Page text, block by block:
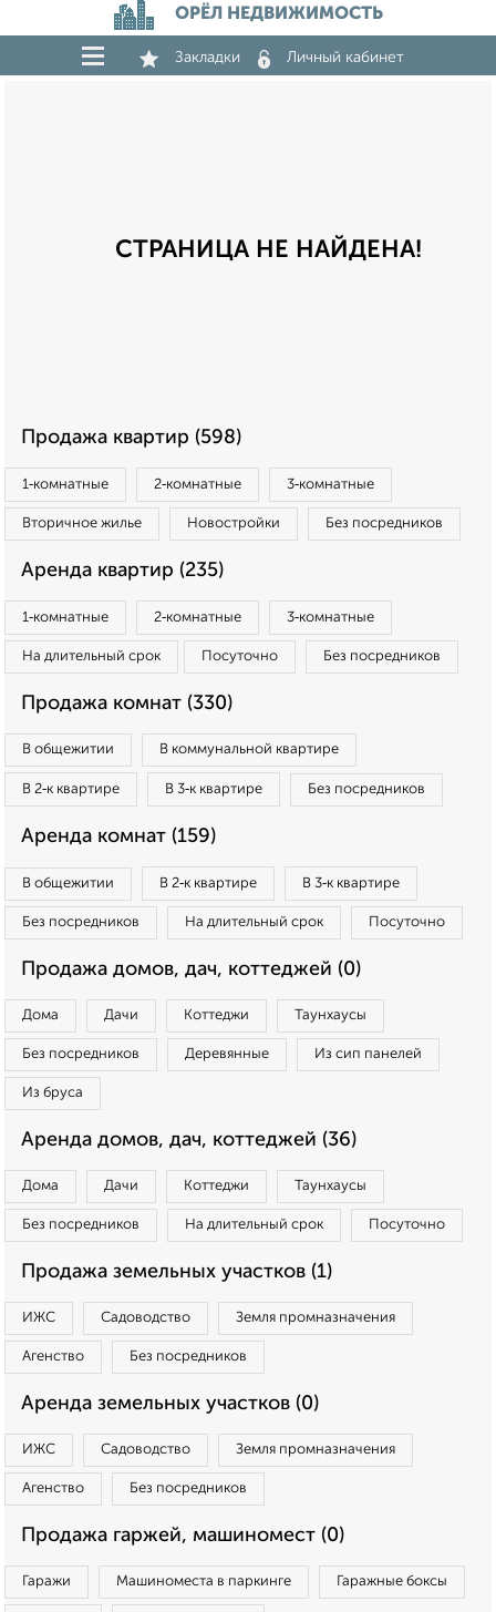
ОРЁЛ НЕДВИЖИМОСТЬ
Закладки Личный кабинет
СТРАНИЦА НЕ НАЙДЕНА!
Продажа квартир (598)
1‑комнатные 2‑комнатные 3‑комнатные
Вторичное жилье Новостройки Без посредников
Аренда квартир (235)
1‑комнатные 2‑комнатные 3‑комнатные
На длительный срок Посуточно Без посредников
Продажа комнат (330)
В общежитии В коммунальной квартире
В 2‑к квартире В 3‑к квартире Без посредников
Аренда комнат (159)
В общежитии В 2‑к квартире В 3‑к квартире
Без посредников На длительный срок Посуточно
Продажа домов, дач, коттеджей (0)
Дома Дачи Коттеджи Таунхаусы
Без посредников Деревянные Из сип панелей
Из бруса
Аренда домов, дач, коттеджей (36)
Дома Дачи Коттеджи Таунхаусы
Без посредников На длительный срок Посуточно
Продажа земельных участков (1)
ИЖС Садоводство Земля промназначения
Агенство Без посредников
Аренда земельных участков (0)
ИЖС Садоводство Земля промназначения
Агенство Без посредников
Продажа гаржей, машиномест (0)
Гаражи Машиноместа в паркинге Гаражные боксы